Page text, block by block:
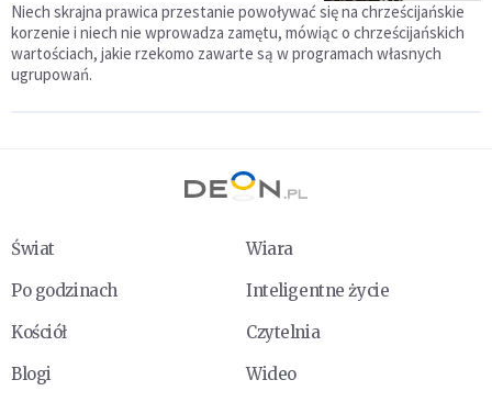
Niech skrajna prawica przestanie powoływać się na chrześcijańskie
korzenie i niech nie wprowadza zamętu, mówiąc o chrześcijańskich
wartościach, jakie rzekomo zawarte są w programach własnych
ugrupowań.
Świat
Wiara
Po godzinach
Inteligentne życie
Kościół
Czytelnia
Blogi
Wideo